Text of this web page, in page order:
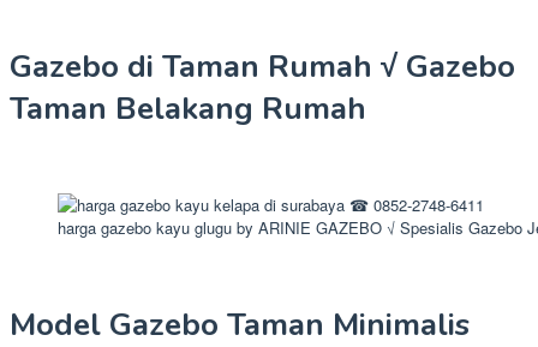
Gazebo di Taman Rumah √ Gazebo
Taman Belakang Rumah
harga gazebo kayu glugu by ARINIE GAZEBO √ Spesialis Gazebo
Model Gazebo Taman Minimalis